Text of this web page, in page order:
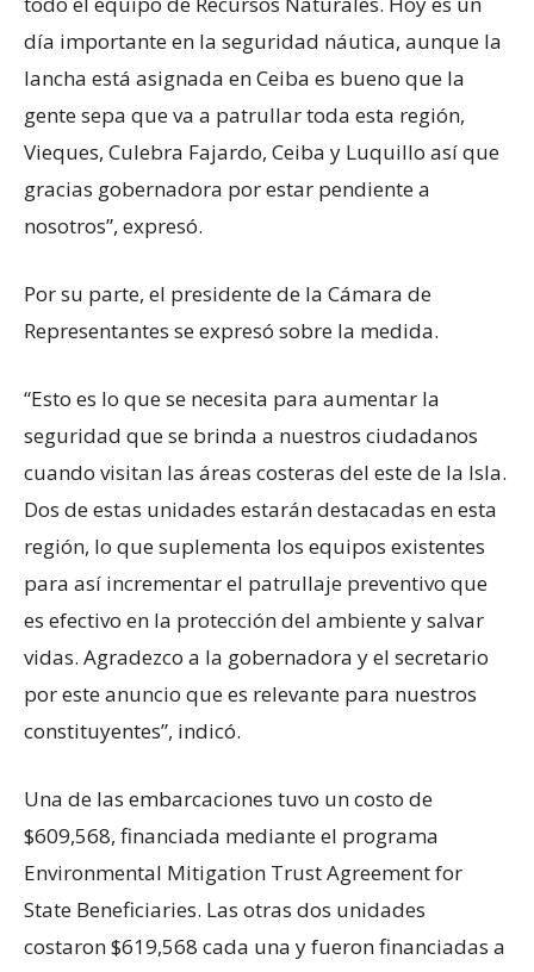
día importante en la seguridad náutica, aunque la
lancha está asignada en Ceiba es bueno que la
gente sepa que va a patrullar toda esta región,
Vieques, Culebra Fajardo, Ceiba y Luquillo así que
gracias gobernadora por estar pendiente a
nosotros”, expresó.
Por su parte, el presidente de la Cámara de
Representantes se expresó sobre la medida.
“Esto es lo que se necesita para aumentar la
seguridad que se brinda a nuestros ciudadanos
cuando visitan las áreas costeras del este de la Isla.
Dos de estas unidades estarán destacadas en esta
región, lo que suplementa los equipos existentes
para así incrementar el patrullaje preventivo que
es efectivo en la protección del ambiente y salvar
vidas. Agradezco a la gobernadora y el secretario
por este anuncio que es relevante para nuestros
constituyentes”, indicó.
Una de las embarcaciones tuvo un costo de
$609,568, financiada mediante el programa
Environmental Mitigation Trust Agreement for
State Beneficiaries. Las otras dos unidades
costaron $619,568 cada una y fueron financiadas a